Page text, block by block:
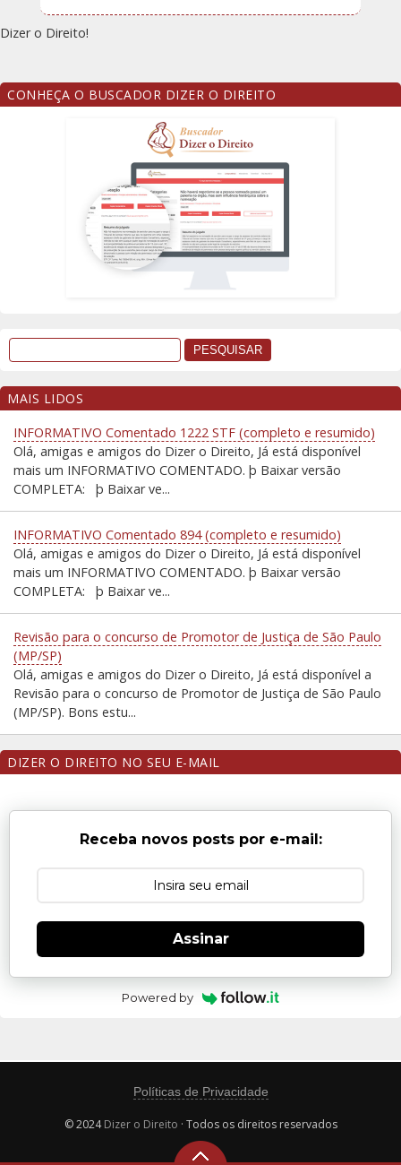
Dizer o Direito!
CONHEÇA O BUSCADOR DIZER O DIREITO
MAIS LIDOS
INFORMATIVO Comentado 1222 STF (completo e resumido)
Olá, amigas e amigos do Dizer o Direito, Já está disponível
mais um INFORMATIVO COMENTADO. þ Baixar versão
COMPLETA: þ Baixar ve...
INFORMATIVO Comentado 894 (completo e resumido)
Olá, amigas e amigos do Dizer o Direito, Já está disponível
mais um INFORMATIVO COMENTADO. þ Baixar versão
COMPLETA: þ Baixar ve...
Revisão para o concurso de Promotor de Justiça de São Paulo
(MP/SP)
Olá, amigas e amigos do Dizer o Direito, Já está disponível a
Revisão para o concurso de Promotor de Justiça de São Paulo
(MP/SP). Bons estu...
DIZER O DIREITO NO SEU E-MAIL
Receba novos posts por e-mail:
Assinar
Powered by
Políticas de Privacidade
© 2024Dizer o Direito · Todos os direitos reservados